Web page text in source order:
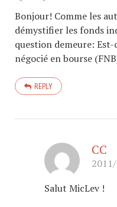
Bonjour! Comme les
démystifier les fonds
question demeure: Est-
négocié en bourse
REPLY
CC
Salut MicLev !